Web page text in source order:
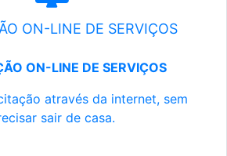
ON-LINE DE SERVIÇOS
ON-LINE DE SERVIÇOS
através da internet, sem
sair de casa.